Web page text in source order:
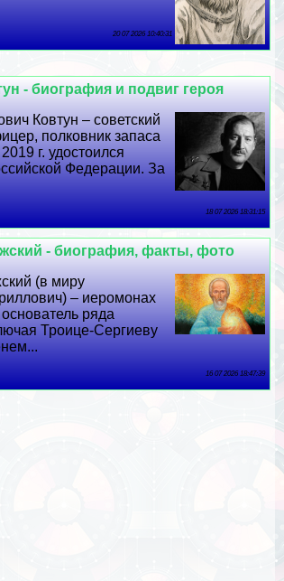
20 07 2026 10:40:31
- биография и подвиг героя
Ковтун – советский
полковник запаса
г. удостоился
Федерации. За
18 07 2026 18:31:15
- биография, факты, фото
(в миру
– иеромонах
ряда
Троице-Сергиеву
16 07 2026 18:47:39